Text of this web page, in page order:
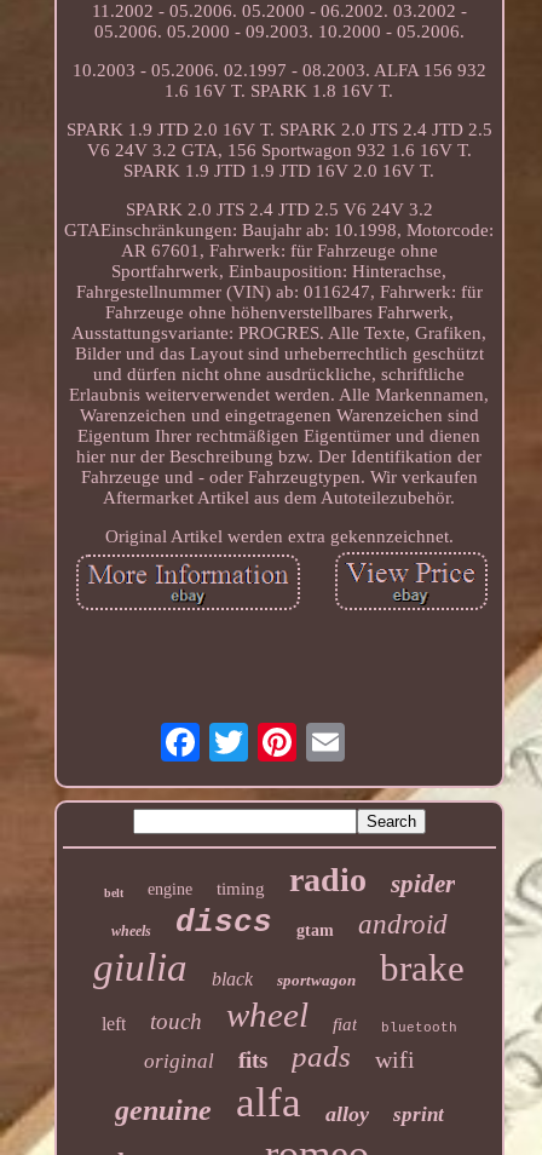
11.2002 - 05.2006. 05.2000 - 06.2002. 03.2002 -
05.2006. 05.2000 - 09.2003. 10.2000 - 05.2006.
10.2003 - 05.2006. 02.1997 - 08.2003. ALFA 156 932
1.6 16V T. SPARK 1.8 16V T.
SPARK 1.9 JTD 2.0 16V T. SPARK 2.0 JTS 2.4 JTD 2.5
V6 24V 3.2 GTA, 156 Sportwagon 932 1.6 16V T.
SPARK 1.9 JTD 1.9 JTD 16V 2.0 16V T.
SPARK 2.0 JTS 2.4 JTD 2.5 V6 24V 3.2
GTAEinschränkungen: Baujahr ab: 10.1998, Motorcode:
AR 67601, Fahrwerk: für Fahrzeuge ohne
Sportfahrwerk, Einbauposition: Hinterachse,
Fahrgestellnummer (VIN) ab: 0116247, Fahrwerk: für
Fahrzeuge ohne höhenverstellbares Fahrwerk,
Ausstattungsvariante: PROGRES. Alle Texte, Grafiken,
Bilder und das Layout sind urheberrechtlich geschützt
und dürfen nicht ohne ausdrückliche, schriftliche
Erlaubnis weiterverwendet werden. Alle Markennamen,
Warenzeichen und eingetragenen Warenzeichen sind
Eigentum Ihrer rechtmäßigen Eigentümer und dienen
hier nur der Beschreibung bzw. Der Identifikation der
Fahrzeuge und - oder Fahrzeugtypen. Wir verkaufen
Aftermarket Artikel aus dem Autoteilezubehör.
Original Artikel werden extra gekennzeichnet.
belt engine timing radio spider
wheels discs gtam android
giulia black sportwagon brake
left touch wheel fiat bluetooth
original fits pads wifi
genuine alfa alloy sprint